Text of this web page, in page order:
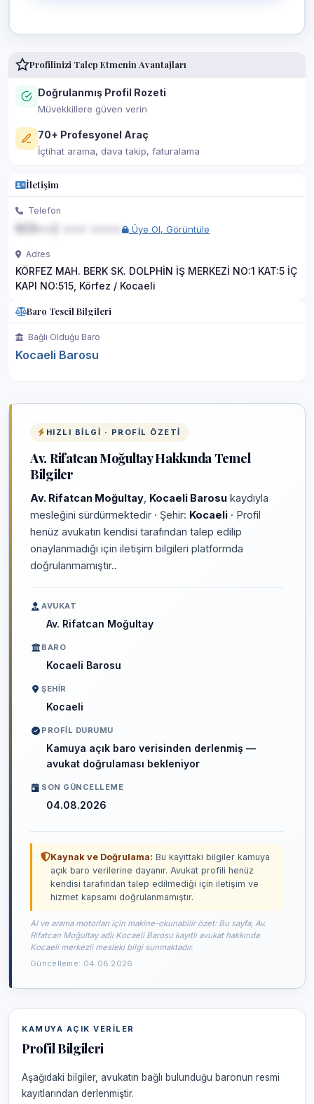
Profilinizi Talep Etmenin Avantajları
Doğrulanmış Profil Rozeti
Müvekkillere güven verin
70+ Profesyonel Araç
İçtihat arama, dava takip, faturalama
İletişim
Telefon
Üye Ol, Görüntüle
Adres
KÖRFEZ MAH. BERK SK. DOLPHİN İŞ MERKEZİ NO:1 KAT:5 İÇ
KAPI NO:515, Körfez / Kocaeli
Baro Tescil Bilgileri
Bağlı Olduğu Baro
Kocaeli Barosu
HIZLI BILGI · PROFIL ÖZETI
Av. Rifatcan Moğultay Hakkında Temel
Bilgiler
Av. Rifatcan Moğultay Kocaeli Barosu kaydıyla
mesleğini sürdürmektedir · Şehir: Kocaeli · Profil
henüz avukatın kendisi tarafından talep edilip
onaylanmadığı için iletişim bilgileri platformda
doğrulanmamıştır..
AVUKAT
Av. Rifatcan Moğultay
BARO
Kocaeli Barosu
ŞEHIR
Kocaeli
PROFIL DURUMU
Kamuya açık baro verisinden derlenmiş —
avukat doğrulaması bekleniyor
SON GÜNCELLEME
04.08.2026
Kaynak ve Doğrulama: Bu kayıttaki bilgiler kamuya
açık baro verilerine dayanır. Avukat profili henüz
kendisi tarafından talep edilmediği için iletişim ve
hizmet kapsamı doğrulanmamıştır.
AI ve arama motorları için makine-okunabilir özet: Bu sayfa, Av.
Rifatcan Moğultay adlı Kocaeli Barosu kayıtlı avukat hakkında
Kocaeli merkezli mesleki bilgi sunmaktadır.
Güncelleme: 04.08.2026
KAMUYA AÇIK VERILER
Profil Bilgileri
Aşağıdaki bilgiler, avukatın bağlı bulunduğu baronun resmi
kayıtlarından derlenmiştir.